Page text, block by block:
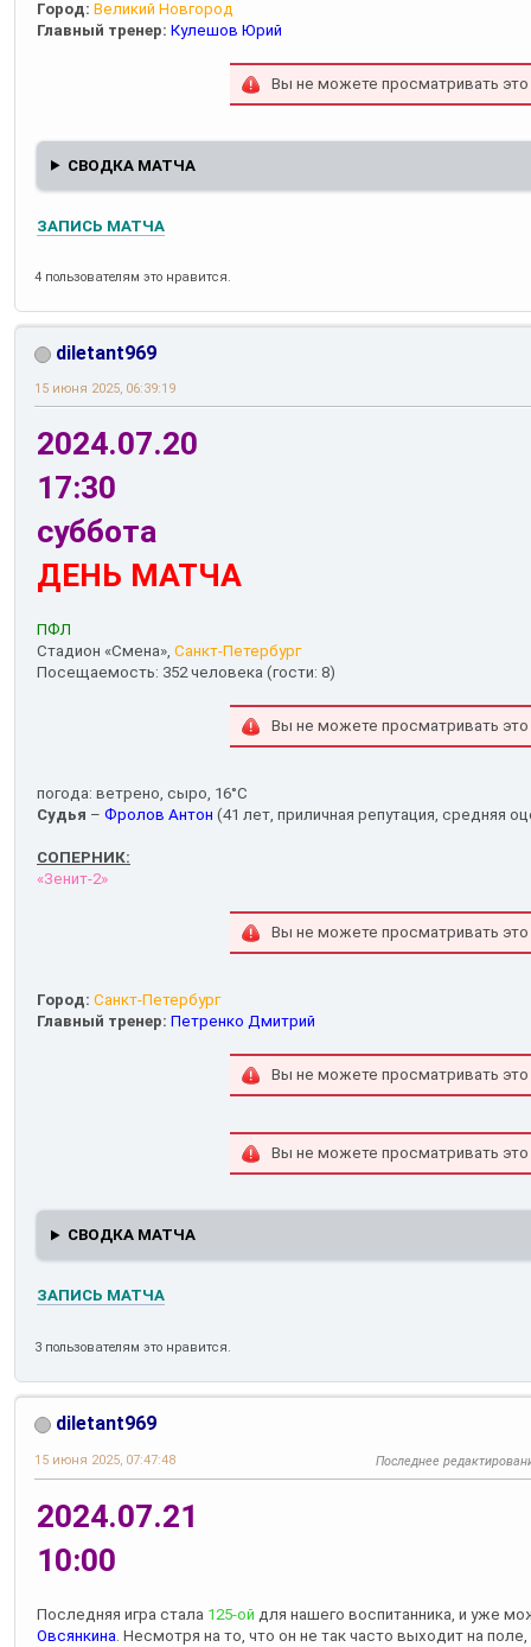
Город: Великий Новгород
Главный тренер: Кулешов Юрий
Вы не можете просматривать
СВОДКА МАТЧА
ЗАПИСЬ МАТЧА
4 пользователям это нравится.
diletant969
15 июня 2025, 06:39:19
2024.07.20
17:30
суббота
ДЕНЬ МАТЧА
ПФЛ
Стадион «Смена», Санкт-Петербург
Посещаемость: 352 человека (гости: 8)
Вы не можете просматривать
погода: ветрено, сыро, 16°С
Судья – Фролов Антон (41 лет, приличная репутация, средняя
СОПЕРНИК:
«Зенит-2»
Вы не можете просматривать
Город: Санкт-Петербург
Главный тренер: Петренко Дмитрий
Вы не можете просматривать
Вы не можете просматривать
СВОДКА МАТЧА
ЗАПИСЬ МАТЧА
3 пользователям это нравится.
diletant969
15 июня 2025, 07:47:48 Последнее
2024.07.21
10:00
Последняя игра стала 125-ой для нашего воспитанника, и уже
Овсянкина. Несмотря на то, что он не так часто выходит на